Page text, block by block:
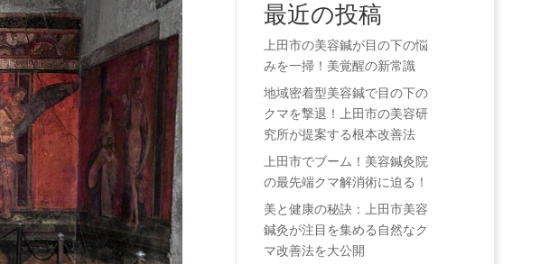
最近の投稿
上田市の美容鍼が目の下の悩
みを一掃！美覚醒の新常識
地域密着型美容鍼で目の下の
クマを撃退！上田市の美容研
究所が提案する根本改善法
上田市でブーム！美容鍼灸院
の最先端クマ解消術に迫る！
美と健康の秘訣：上田市美容
鍼灸が注目を集める自然なク
マ改善法を大公開